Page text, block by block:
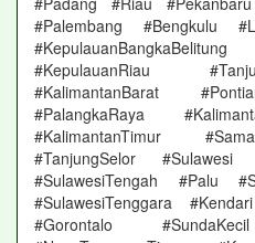
#Palembang #Bengkulu
#KepulauanRiau
#KalimantanBarat
#PalangkaRaya
#KalimantanTimur
#TanjungSelor #Sulawesi
#SulawesiTengah #Palu
#SulawesiTenggara
#Gorontalo